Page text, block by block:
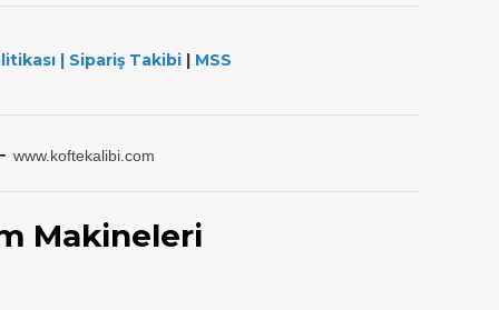
| Sipariş Takibi | MSS
- www.koftekalibi.com
Makineleri